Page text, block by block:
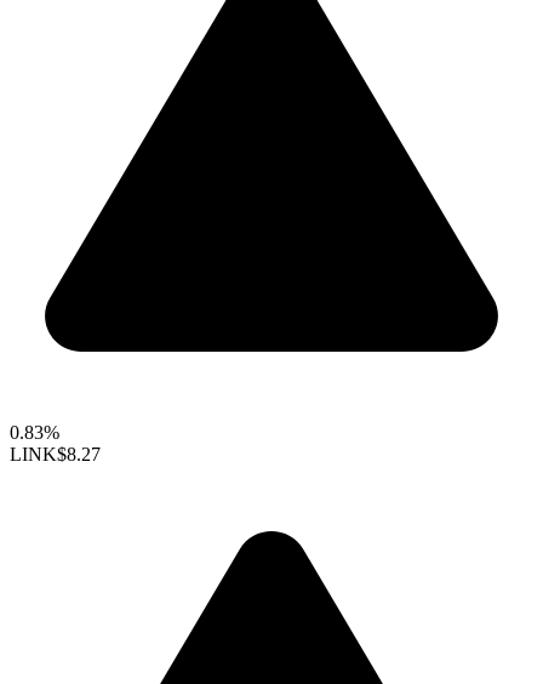
0.83%
LINK$8.27